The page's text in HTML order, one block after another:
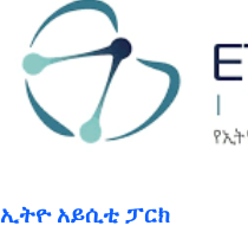
ኢትዮ አይሲቲ ፓርክ